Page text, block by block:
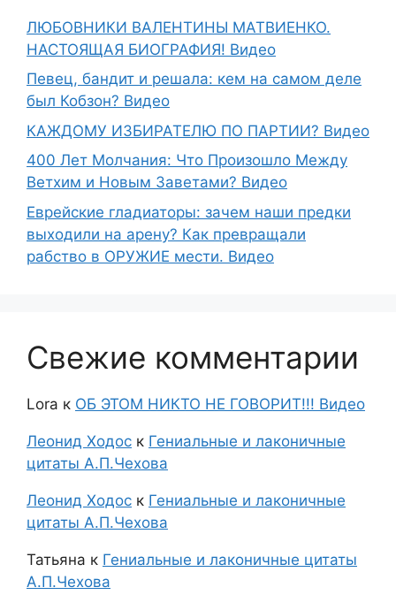
ЛЮБОВНИКИ ВАЛЕНТИНЫ МАТВИЕНКО.
НАСТОЯЩАЯ БИОГРАФИЯ! Видео
Певец, бандит и решала: кем на самом деле
был Кобзон? Видео
КАЖДОМУ ИЗБИРАТЕЛЮ ПО ПАРТИИ? Видео
400 Лет Молчания: Что Произошло Между
Ветхим и Новым Заветами? Видео
Еврейские гладиаторы: зачем наши предки
выходили на арену? Как превращали
рабство в ОРУЖИЕ мести. Видео
Свежие комментарии
Lora к ОБ ЭТОМ НИКТО НЕ ГОВОРИТ!!! Видео
Леонид Ходос к Гениальные и лаконичные
цитаты А.П.Чехова
Леонид Ходос к Гениальные и лаконичные
цитаты А.П.Чехова
Татьяна к Гениальные и лаконичные цитаты
А.П.Чехова